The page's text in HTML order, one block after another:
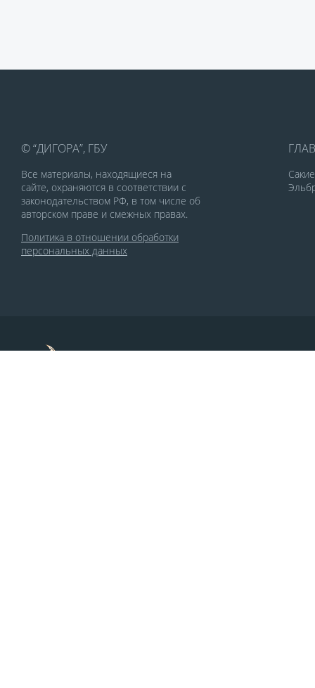
© “ДИГОРА”, ГБУ
Все материалы, находящиеся на
сайте, охраняются в соответствии с
законодательством РФ, в том числе об
авторском праве и смежных правах.
Политика в отношении обработки
персональных данных